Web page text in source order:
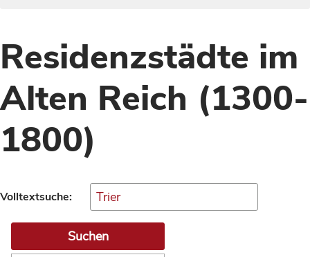
Residenzstädte im
Alten Reich (1300-
1800)
Volltextsuche: